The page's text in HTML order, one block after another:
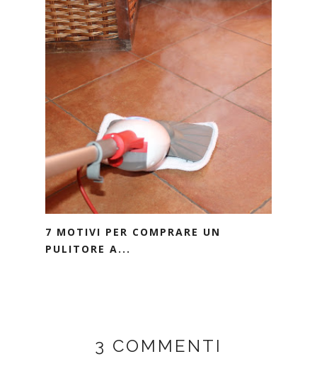
7 MOTIVI PER COMPRARE UN
PULITORE A...
3 COMMENTI